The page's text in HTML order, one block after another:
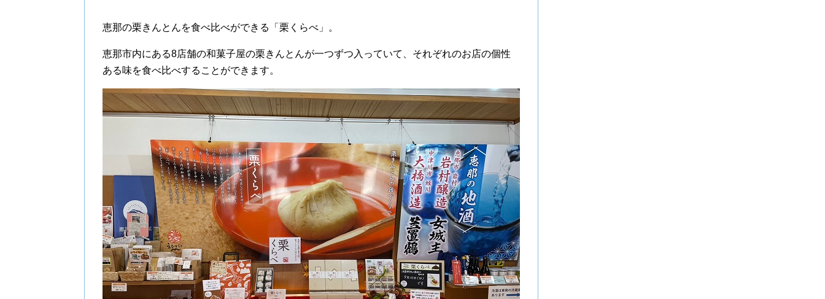
恵那の栗きんとんを食べ比べができる「栗くらべ」。
恵那市内にある8店舗の和菓子屋の栗きんとんが一つずつ入っていて、それぞれのお店の個性
ある味を食べ比べすることができます。